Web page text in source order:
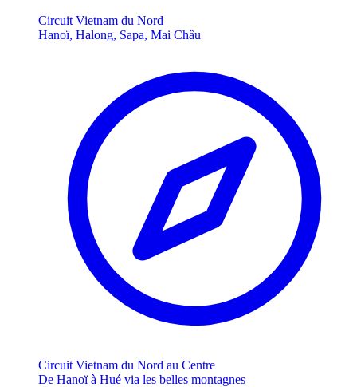
Circuit Vietnam du Nord
Hanoï, Halong, Sapa, Mai Châu
Circuit Vietnam du Nord au Centre
De Hanoï à Hué via les belles montagnes